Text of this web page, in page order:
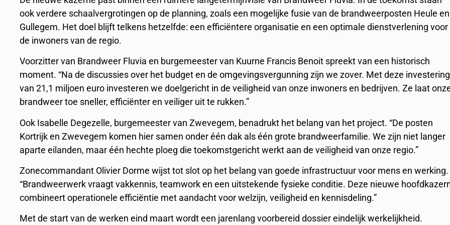
ook verdere schaalvergrotingen op de planning, zoals een mogelijke fusie van de brandweerposten Heule en
Gullegem. Het doel blijft telkens hetzelfde: een efficiëntere organisatie en een optimale dienstverlening voor
de inwoners van de regio.
Voorzitter van Brandweer Fluvia en burgemeester van Kuurne Francis Benoit spreekt van een historisch
moment. “Na de discussies over het budget en de omgevingsvergunning zijn we zover. Met deze investering
van 21,1 miljoen euro investeren we doelgericht in de veiligheid van onze inwoners en bedrijven. Ze laat
brandweer toe sneller, efficiënter en veiliger uit te rukken.”
Ook Isabelle Degezelle, burgemeester van Zwevegem, benadrukt het belang van het project. “De posten
Kortrijk en Zwevegem komen hier samen onder één dak als één grote brandweerfamilie. We zijn niet langer
aparte eilanden, maar één hechte ploeg die toekomstgericht werkt aan de veiligheid van onze regio.”
Zonecommandant Olivier Dorme wijst tot slot op het belang van goede infrastructuur voor mens en werking.
“Brandweerwerk vraagt vakkennis, teamwork en een uitstekende fysieke conditie. Deze nieuwe
combineert operationele efficiëntie met aandacht voor welzijn, veiligheid en kennisdeling.”
Met de start van de werken eind maart wordt een jarenlang voorbereid dossier eindelijk werkelijkheid.